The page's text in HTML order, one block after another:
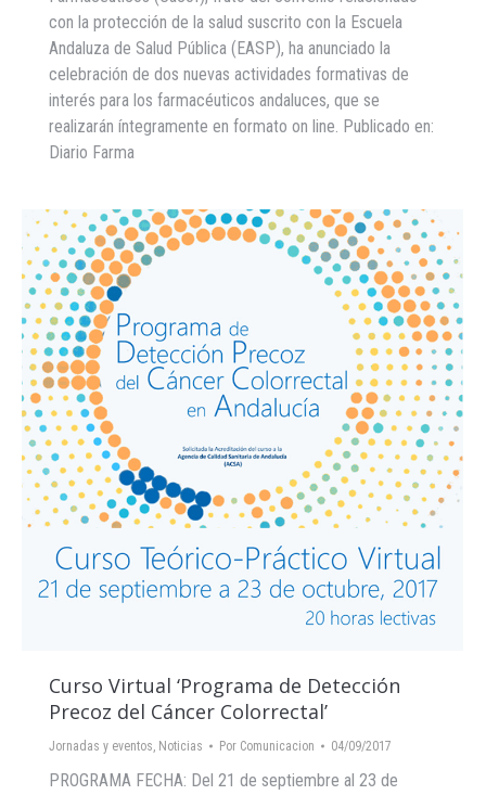
con la protección de la salud suscrito con la Escuela
Andaluza de Salud Pública (EASP), ha anunciado la
celebración de dos nuevas actividades formativas de
interés para los farmacéuticos andaluces, que se
realizarán íntegramente en formato on line. Publicado en:
Diario Farma
Curso Virtual ‘Programa de Detección
Precoz del Cáncer Colorrectal’
Jornadas y eventos, Noticias Por Comunicacion 04/09/2017
PROGRAMA FECHA: Del 21 de septiembre al 23 de